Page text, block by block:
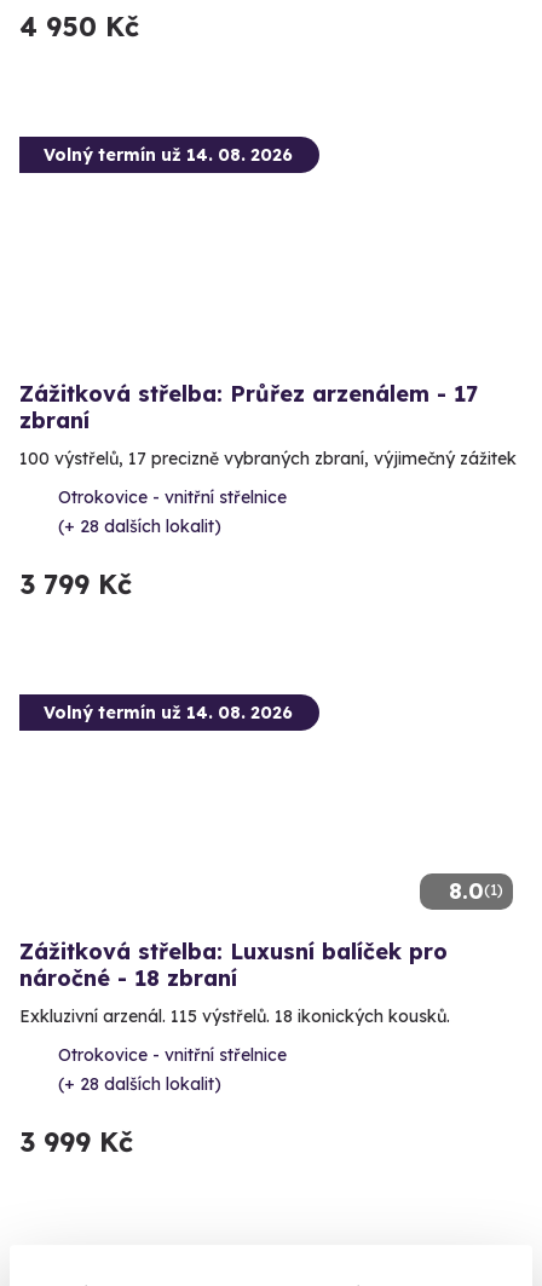
4 950 Kč
Volný termín už 14. 08. 2026
Zážitková střelba: Průřez arzenálem - 17
zbraní
100 výstřelů, 17 precizně vybraných zbraní, výjimečný zážitek
Otrokovice - vnitřní střelnice
(+ 28 dalších lokalit)
3 799 Kč
8.0(1)
Volný termín už 14. 08. 2026
Zážitková střelba: Luxusní balíček pro
náročné - 18 zbraní
Exkluzivní arzenál. 115 výstřelů. 18 ikonických kousků.
Otrokovice - vnitřní střelnice
(+ 28 dalších lokalit)
3 999 Kč